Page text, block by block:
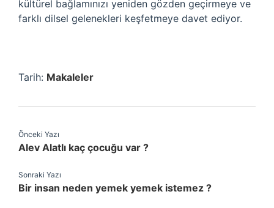
kültürel bağlamınızı yeniden gözden geçirmeye ve
farklı dilsel gelenekleri keşfetmeye davet ediyor.
Tarih: Makaleler
Önceki Yazı
Alev Alatlı kaç çocuğu var ?
Sonraki Yazı
Bir insan neden yemek yemek istemez ?